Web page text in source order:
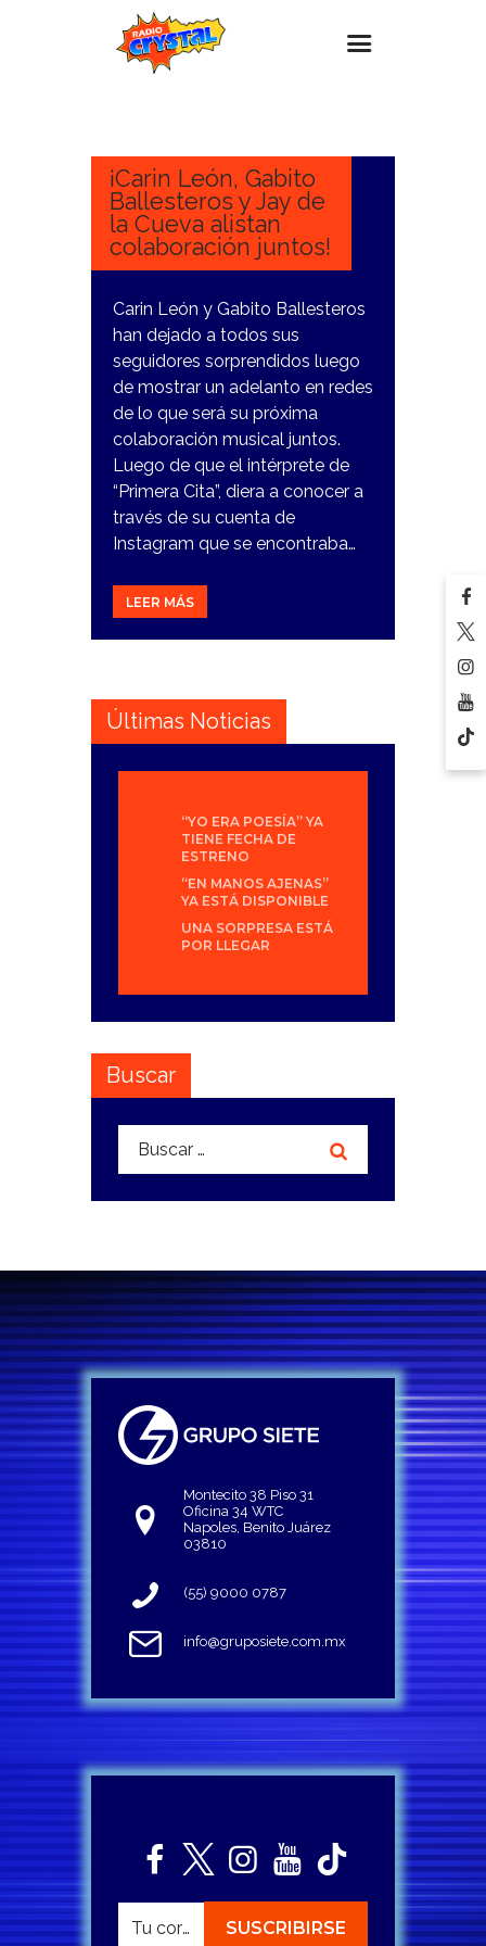
Estaciones
Eventos
Promociones
Para ti
Contacto
¡Carin León, Gabito
Ballesteros y Jay de
la Cueva alistan
colaboración juntos!
Carin León y Gabito Ballesteros
han dejado a todos sus
seguidores sorprendidos luego
de mostrar un adelanto en redes
de lo que será su próxima
colaboración musical juntos.
Luego de que el intérprete de
“Primera Cita”, diera a conocer a
través de su cuenta de
Instagram que se encontraba…
LEER MÁS
Últimas Noticias
“YO ERA POESÍA” YA
TIENE FECHA DE
ESTRENO
“EN MANOS AJENAS”
YA ESTÁ DISPONIBLE
UNA SORPRESA ESTÁ
POR LLEGAR
Buscar
Buscar:
Montecito 38 Piso 31
Oficina 34 WTC
Napoles, Benito Juárez
03810
(55) 9000 0787
info@gruposiete.com.mx